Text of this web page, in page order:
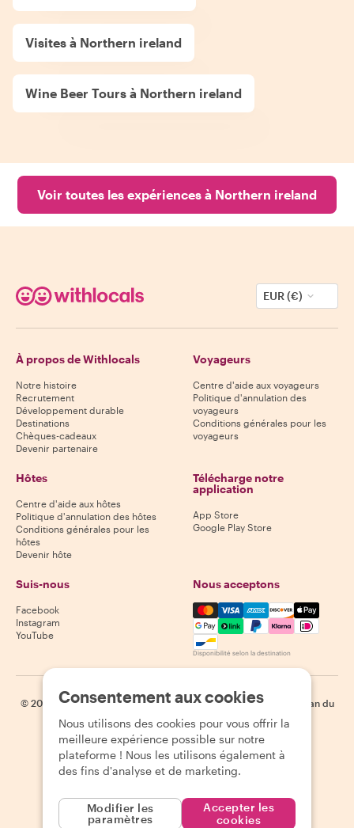
Visites à Northern ireland
Wine Beer Tours à Northern ireland
Voir toutes les expériences à Northern ireland
EUR (€)
À propos de Withlocals
Notre histoire
Recrutement
Développement durable
Destinations
Chèques-cadeaux
Devenir partenaire
Voyageurs
Centre d'aide aux voyageurs
Politique d'annulation des
voyageurs
Conditions générales pour les
voyageurs
Hôtes
Centre d'aide aux hôtes
Politique d'annulation des hôtes
Conditions générales pour les
hôtes
Devenir hôte
Télécharge notre
application
App Store
Google Play Store
Suis-nous
Facebook
Instagram
YouTube
Nous acceptons
Mastercard, Visa, Amex,
Disponibilité selon la destination
© 2026 Withlocals.com | Politique de confidentialité | Cookies
Plan du
site
Consentement aux cookies
Nous utilisons des cookies pour vous offrir la
meilleure expérience possible sur notre
plateforme ! Nous les utilisons également à
des fins d'analyse et de marketing.
Modifier les
paramètres
Accepter les
cookies